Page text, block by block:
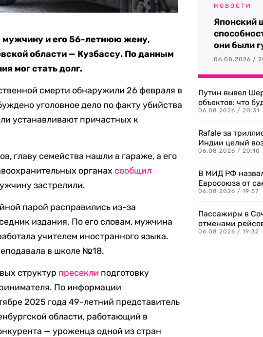
мужчину и его 56-летнюю жену,
области — Кузбассу. По данным
мог стать долг.
смерти обнаружили 26 февраля в
уголовное дело по факту убийства
устанавливают причастных к
главу семейства нашли в гараже, а его
органах сообщил
застрелили.
парой расправились из-за
издания. По его словам, мужчина
учителем иностранного языка.
в школе №18.
структур пресекли подготовку
По информации
2025 года 49-летний представитель
области, работающий в
— уроженца одной из стран
НОВОСТИ
Японский
они были
06.08.2026 /
Путин вывел
объектов: что
06.08.2026 / 20:31
Rafale за
Индии целый
06.08.2026 / 20:10
В МИД РФ
Евросоюза от
06.08.2026 / 19:57
Пассажиры в
отменами
06.08.2026 / 19:32